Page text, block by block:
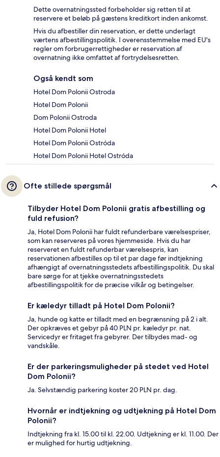
Dette overnatningssted forbeholder sig retten til at
reservere et beløb på gæstens kreditkort inden ankomst.
Hvis du afbestiller din reservation, er dette underlagt
værtens afbestillingspolitik. I overensstemmelse med EU's
regler om forbrugerrettigheder er reservation af
overnatning ikke omfattet af fortrydelsesretten.
Også kendt som
Hotel Dom Polonii Ostroda
Hotel Dom Polonii
Dom Polonii Ostroda
Hotel Dom Polonii Hotel
Hotel Dom Polonii Ostróda
Hotel Dom Polonii Hotel Ostróda
Ofte stillede spørgsmål
Tilbyder Hotel Dom Polonii gratis afbestilling og
fuld refusion?
Ja, Hotel Dom Polonii har fuldt refunderbare værelsespriser,
som kan reserveres på vores hjemmeside. Hvis du har
reserveret en fuldt refunderbar værelsespris, kan
reservationen afbestilles op til et par dage før indtjekning
afhængigt af overnatningsstedets afbestillingspolitik. Du skal
bare sørge for at tjekke overnatningsstedets
afbestillingspolitik for de præcise vilkår og betingelser.
Er kæledyr tilladt på Hotel Dom Polonii?
Ja, hunde og katte er tilladt med en begrænsning på 2 i alt.
Der opkræves et gebyr på 40 PLN pr. kæledyr pr. nat.
Servicedyr er fritaget fra gebyrer. Der tilbydes mad- og
vandskåle.
Er der parkeringsmuligheder på stedet ved Hotel
Dom Polonii?
Ja. Selvstændig parkering koster 20 PLN pr. dag.
Hvornår er indtjekning og udtjekning på Hotel Dom
Polonii?
Indtjekning fra kl. 15.00 til kl. 22.00. Udtjekning er kl. 11.00. Der
er mulighed for hurtig udtjekning.